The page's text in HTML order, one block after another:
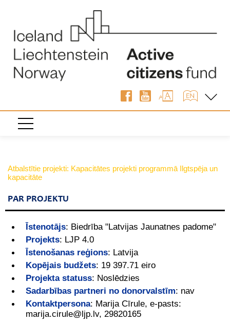
Atbalstītie projekti: Kapacitātes projekti programmā Ilgtspēja un
kapacitāte
PAR PROJEKTU
Īstenotājs: Biedrība "Latvijas Jaunatnes padome"
Projekts: LJP 4.0
Īstenošanas reģions: Latvija
Kopējais budžets: 19 397.71 eiro
Projekta statuss: Noslēdzies
Sadarbības partneri no donorvalstīm: nav
Kontaktpersona: Marija Cīrule, e-pasts:
marija.cirule@ljp.lv, 29820165